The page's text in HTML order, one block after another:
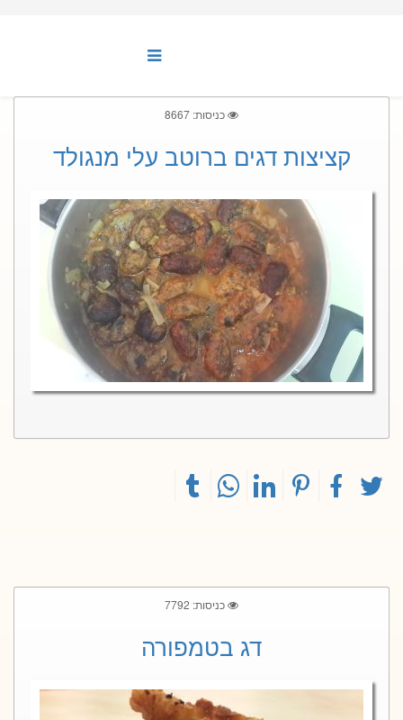
כניסות: 8667
קציצות דגים ברוטב עלי מנגולד
כניסות: 7792
דג בטמפורה